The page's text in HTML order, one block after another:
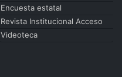
Encuesta estatal
Revista Institucional Acceso
Videoteca